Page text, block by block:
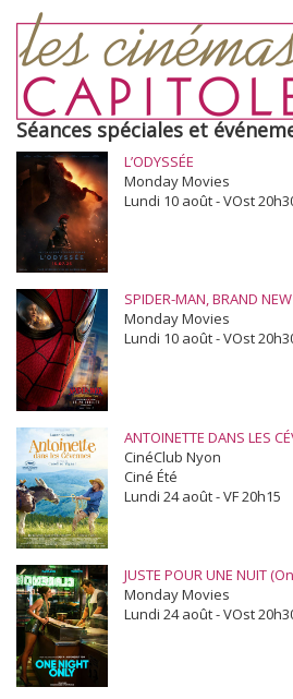
Séances spéciales et
L’ODYSSÉE
Monday Movies
Lundi 10 août - VOst
SPIDER-MAN, BRAND
Monday Movies
Lundi 10 août - VOst
ANTOINETTE DANS LES
CinéClub Nyon
Ciné Été
Lundi 24 août - VF 20h15
JUSTE POUR UNE NUIT
Monday Movies
Lundi 24 août - VOst